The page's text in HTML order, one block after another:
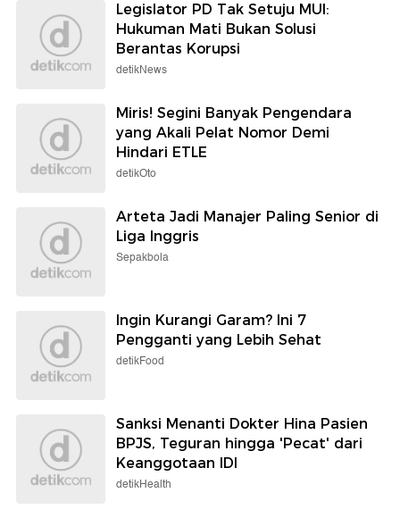
Legislator PD Tak Setuju MUI:
Hukuman Mati Bukan Solusi
Berantas Korupsi
detikNews
Miris! Segini Banyak Pengendara
yang Akali Pelat Nomor Demi
Hindari ETLE
detikOto
Arteta Jadi Manajer Paling Senior di
Liga Inggris
Sepakbola
Ingin Kurangi Garam? Ini 7
Pengganti yang Lebih Sehat
detikFood
Sanksi Menanti Dokter Hina Pasien
BPJS, Teguran hingga 'Pecat' dari
Keanggotaan IDI
detikHealth